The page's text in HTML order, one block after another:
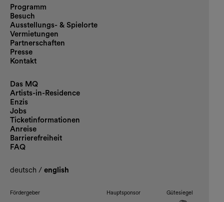
Programm
Besuch
Ausstellungs- & Spielorte
Vermietungen
Partnerschaften
Presse
Kontakt
Das MQ
Artists-in-Residence
Enzis
Jobs
Ticketinformationen
Anreise
Barrierefreiheit
FAQ
deutsch / english
Fördergeber Hauptsponsor Gütesiegel